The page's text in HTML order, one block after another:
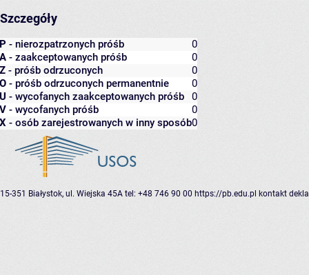
Szczegóły
P - nierozpatrzonych próśb
0
A - zaakceptowanych próśb
0
Z - próśb odrzuconych
0
O - próśb odrzuconych permanentnie
0
U - wycofanych zaakceptowanych próśb
0
V - wycofanych próśb
0
X - osób zarejestrowanych w inny sposób0
15-351 Białystok, ul. Wiejska 45A tel: +48 746 90 00 https://pb.edu.pl kontakt